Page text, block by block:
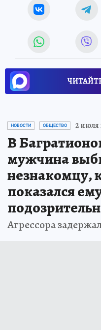
НОВОСТИ ОБЩЕСТВО 2 июля
В
мужчина
незнакомцу,
показался
Агрессора